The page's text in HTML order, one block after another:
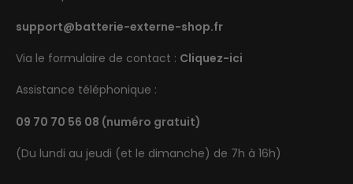
support@batterie-externe-shop.fr
Via le formulaire de contact : Cliquez-ici
Assistance téléphonique :
09 70 70 56 08 (numéro gratuit)
(Du lundi au jeudi (et le dimanche) de 7h à 16h)